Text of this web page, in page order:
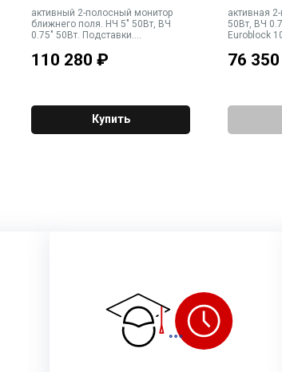
активный 2-полосный монитор
ближнего поля. НЧ 5" 50Вт, ВЧ
0.75" 50Вт. Подставки.
калибратором. Вход: аналог. XLR,
вх/вых цифр. XLR (AES/EBU),
110 280 ₽
Купить
активная
50Вт, ВЧ
Euroblock
комплекте.
47Гц-25кГц
76 350